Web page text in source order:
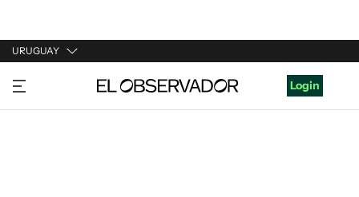
URUGUAY
URUGUAY
ARGENTINA
Login